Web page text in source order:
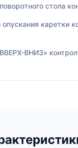
стола
каретки
ВНИЗ»